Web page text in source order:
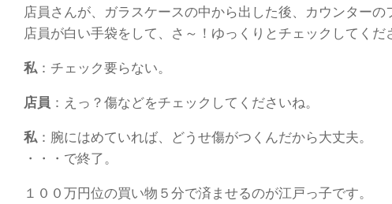
店員さんが、ガラスケースの中から出した後、カウンターの
店員が白い手袋をして、さ～！ゆっくりとチェックしてくだ
私：チェック要らない。
店員 ：えっ？傷などをチェックしてくださいね。
私：腕にはめていれば、どうせ傷がつくんだから大丈夫。
・・・で終了。
１００万円位の買い物５分で済ませるのが江戸っ子です。